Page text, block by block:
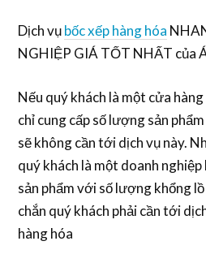
Dịch vụbốc xếp hàng hóa
NGHIỆP GIÁ TỐT NHẤT của
Nếu quý khách là một cửa
chỉ cung cấp số lượng sản
sẽ không cần tới dịch vụ này.
quý khách là một doanh
sản phẩm với số lượng khổng
chắn quý khách phải cần tới
hàng hóa